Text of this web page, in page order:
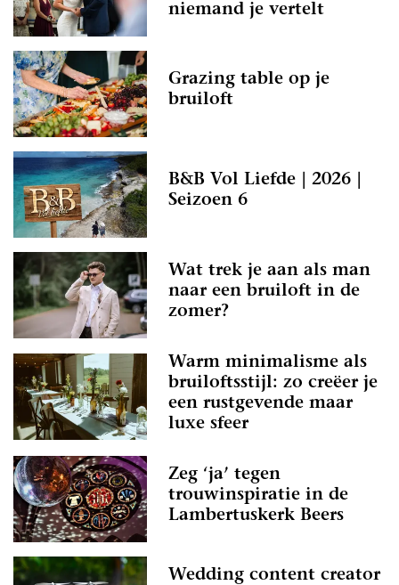
niemand je vertelt
Grazing table op je
bruiloft
B&B Vol Liefde | 2026 |
Seizoen 6
Wat trek je aan als man
naar een bruiloft in de
zomer?
Warm minimalisme als
bruiloftsstijl: zo creëer je
een rustgevende maar
luxe sfeer
Zeg ‘ja’ tegen
trouwinspiratie in de
Lambertuskerk Beers
Wedding content creator